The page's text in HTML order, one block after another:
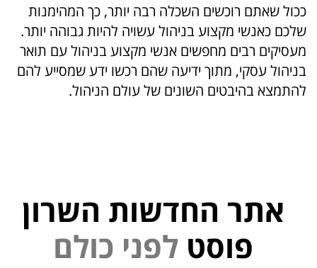
ככול שאתם רוכשים השכלה רבה יותר, כך המהימנות
שלכם כאנשי מקצוע בניהול עשויה להיות גבוהה יותר.
מעסיקים רבים מחפשים אנשי מקצוע בניהול עם תואר
בניהול עסקי, מתוך ידיעה שהם רכשו ידע שמסייע להם
להתמצא בהיבטים השונים של עולם הניהול.
אתר החדשות השרון
פוסט
ם